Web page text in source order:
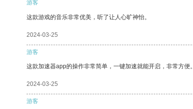
游客
这款游戏的音乐非常优美，听了让人心旷神怡。
2024-03-25
游客
这款加速器app的操作非常简单，一键加速就能开启，非常方便。
2024-03-25
游客